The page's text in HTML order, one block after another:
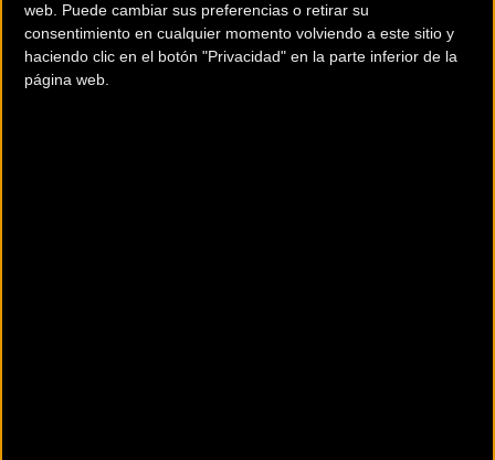
web. Puede cambiar sus preferencias o retirar su
consentimiento en cualquier momento volviendo a este sitio y
haciendo clic en el botón "Privacidad" en la parte inferior de la
página web.